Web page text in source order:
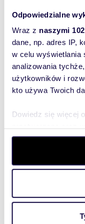
Odpowiedzialne
Wraz z naszymi
dane, np. adres IP,
w celu wyświetlania
analizowania
użytkowników i
kto używa Twoich
Dowiedz się więcej
szczegółów. W
wycofać swoją
aby oferować
witrynie. Informacje
analitycznym.